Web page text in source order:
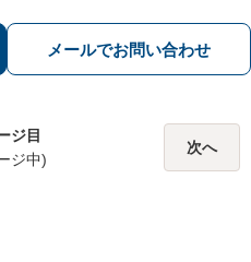
みの方へ。どのようなご相談も親身
うかがい、ともに解決を目指します
メールでお問い合わせ
ジ目
ジ中)
次へ